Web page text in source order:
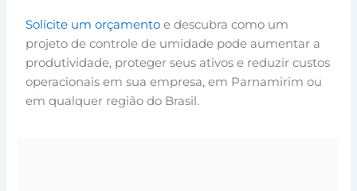
Solicite um orçamento e descubra como um
projeto de controle de umidade pode aumentar a
produtividade, proteger seus ativos e reduzir custos
operacionais em sua empresa, em Parnamirim ou
em qualquer região do Brasil.